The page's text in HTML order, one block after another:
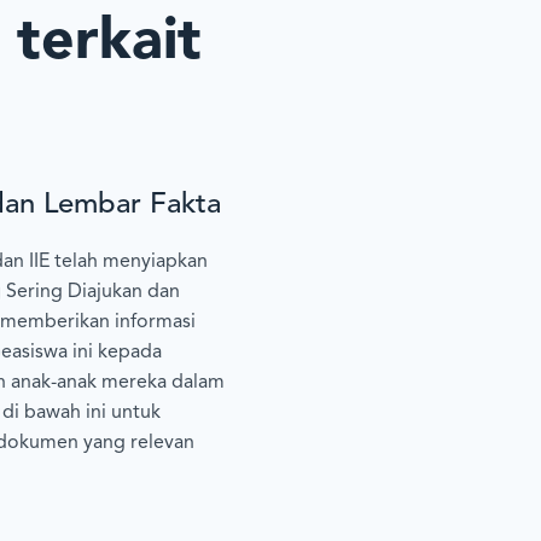
terkait
Lembar Fakta
IIE telah menyiapkan
Sering Diajukan dan
informasi
ini kepada
anak-anak mereka dalam
bawah ini untuk
yang relevan